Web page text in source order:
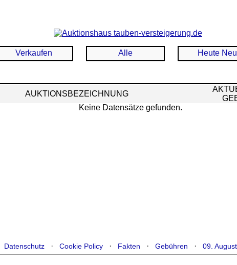
Verkaufen Alle Heute Neu
AUKTIONSBEZEICHNUNG
Keine Datensätze gefunden.
Datenschutz· Cookie Policy· Fakten · Gebühren · 09.